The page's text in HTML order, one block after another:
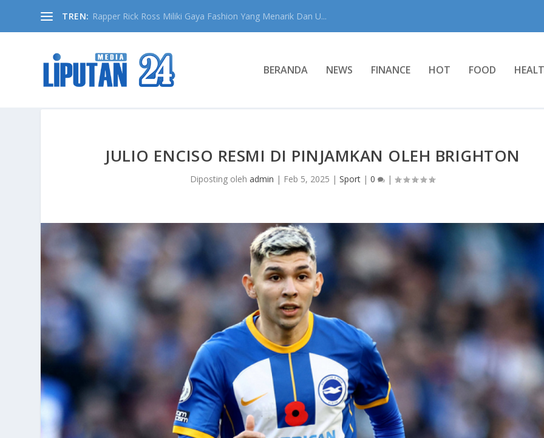
TREN: Rapper Rick Ross Miliki Gaya Fashion Yang Menarik Dan U...
BERANDA NEWS FINANCE HOT FOOD
JULIO ENCISO RESMI DI PINJAMKAN OLEH BRIGHTON
Diposting olehadmin | Feb 5, 2025 |Sport |0 |